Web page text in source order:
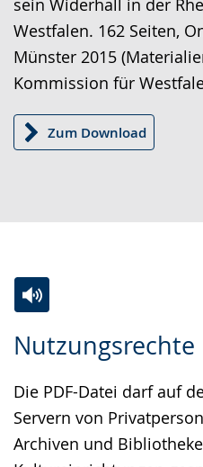
sein Widerhall in der
Westfalen. 162 Seiten,
Münster 2015
Kommission für
Zum Download
Nutzungsrechte
Die PDF-Datei darf auf
Servern von
Archiven und
Leichten
wechseln.
Audio-
Video
Deutscher
Gebärdensprache
wird